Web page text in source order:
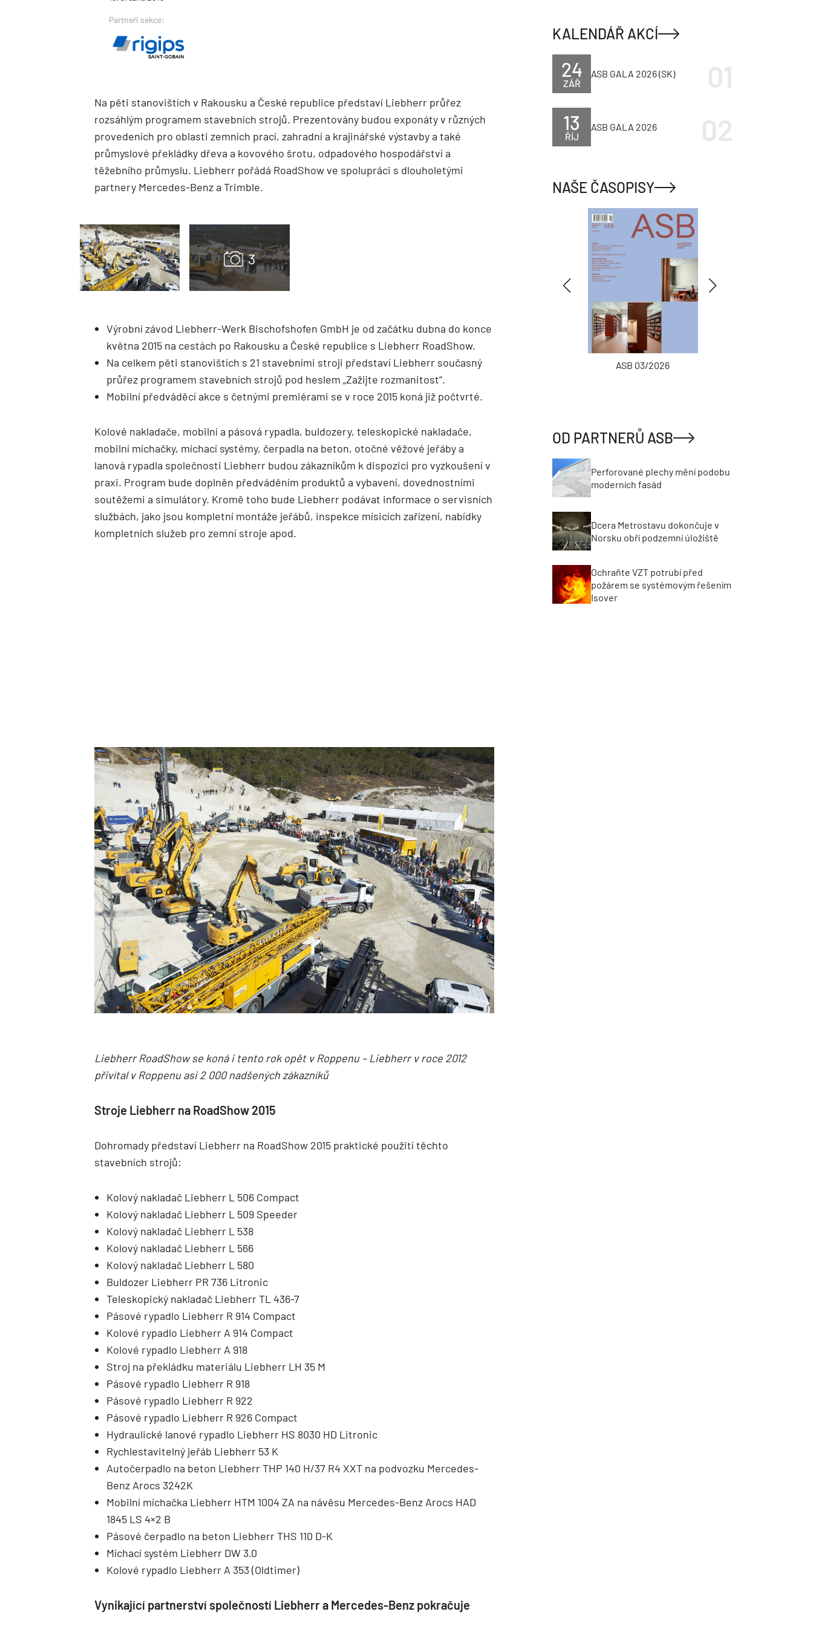
Partneři sekce:
Na pěti stanovištích v Rakousku a České republice představí Liebherr průřez
rozsáhlým programem stavebních strojů. Prezentovány budou exponáty v různých
provedeních pro oblasti zemních prací, zahradní a krajinářské výstavby a také
průmyslové překládky dřeva a kovového šrotu, odpadového hospodářství a
těžebního průmyslu. Liebherr pořádá RoadShow ve spolupráci s dlouholetými
partnery Mercedes-Benz a Trimble.
Výrobní závod Liebherr-Werk Bischofshofen GmbH je od začátku dubna do konce
května 2015 na cestách po Rakousku a České republice s Liebherr RoadShow.
Na celkem pěti stanovištích s 21 stavebními stroji představí Liebherr současný
průřez programem stavebních strojů pod heslem „Zažijte rozmanitost“.
Mobilní předváděcí akce s četnými premiérami se v roce 2015 koná již počtvrté.
Kolové nakladače, mobilní a pásová rypadla, buldozery, teleskopické nakladače,
mobilní míchačky, míchací systémy, čerpadla na beton, otočné věžové jeřáby a
lanová rypadla společnosti Liebherr budou zákazníkům k dispozici pro vyzkoušení v
praxi. Program bude doplněn předváděním produktů a vybavení, dovednostními
soutěžemi a simulátory. Kromě toho bude Liebherr podávat informace o servisních
službách, jako jsou kompletní montáže jeřábů, inspekce mísicích zařízení, nabídky
kompletních služeb pro zemní stroje apod.
Liebherr RoadShow se koná i tento rok opět v Roppenu – Liebherr v roce 2012
přivítal v Roppenu asi 2 000 nadšených zákazníků
Stroje Liebherr na RoadShow 2015
Dohromady představí Liebherr na RoadShow 2015 praktické použití těchto
stavebních strojů:
Kolový nakladač Liebherr L 506 Compact
Kolový nakladač Liebherr L 509 Speeder
Kolový nakladač Liebherr L 538
Kolový nakladač Liebherr L 566
Kolový nakladač Liebherr L 580
Buldozer Liebherr PR 736 Litronic
Teleskopický nakladač Liebherr TL 436-7
Pásové rypadlo Liebherr R 914 Compact
Kolové rypadlo Liebherr A 914 Compact
Kolové rypadlo Liebherr A 918
Stroj na překládku materiálu Liebherr LH 35 M
Pásové rypadlo Liebherr R 918
Pásové rypadlo Liebherr R 922
Pásové rypadlo Liebherr R 926 Compact
Hydraulické lanové rypadlo Liebherr HS 8030 HD Litronic
Rychlestavitelný jeřáb Liebherr 53 K
Autočerpadlo na beton Liebherr THP 140 H/37 R4 XXT na podvozku Mercedes-
Benz Arocs 3242K
Mobilní míchačka Liebherr HTM 1004 ZA na návěsu Mercedes-Benz Arocs HAD
1845 LS 4×2 B
Pásové čerpadlo na beton Liebherr THS 110 D-K
Míchací systém Liebherr DW 3.0
Kolové rypadlo Liebherr A 353 (Oldtimer)
Vynikající partnerství společností Liebherr a Mercedes-Benz pokračuje
KALENDÁŘ AKCÍ
ZÁŘ
24 ASB GALA 2026 (SK)
ŘÍJ
13 ASB GALA 2026
NAŠE ČASOPISY
TZB HAUSTECHNIK 02/2026 ASB 03/2026
OD PARTNERŮ ASB
Perforované plechy mění podobu
moderních fasád
Dcera Metrostavu dokončuje v
Norsku obří podzemní úložiště
Ochraňte VZT potrubí před
požárem se systémovým řešením
Isover